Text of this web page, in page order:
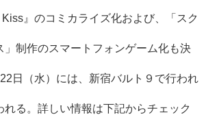
』のコミカライズ化および、「スク
」制作のスマートフォンゲーム化も決
日（水）には、新宿バルト９で行われ
れる。詳しい情報は下記からチェック